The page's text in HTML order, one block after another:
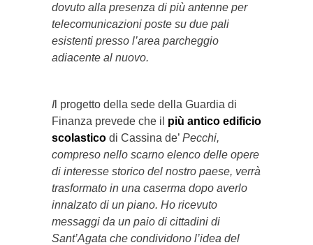
dovuto alla presenza di più antenne per
telecomunicazioni poste su due pali
esistenti presso l’area parcheggio
adiacente al nuovo.
Il progetto della sede della Guardia di
Finanza prevede che il più antico edificio
scolastico di Cassina de’ Pecchi,
compreso nello scarno elenco delle opere
di interesse storico del nostro paese, verrà
trasformato in una caserma dopo averlo
innalzato di un piano. Ho ricevuto
messaggi da un paio di cittadini di
Sant’Agata che condividono l’idea del